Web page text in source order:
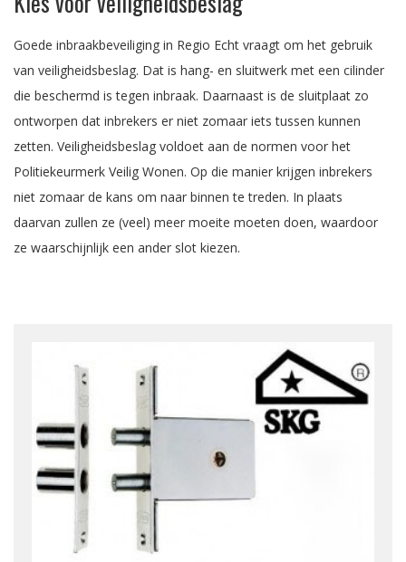
Goede inbraakbeveiliging in Regio Echt vraagt om het gebruik
van veiligheidsbeslag. Dat is hang- en sluitwerk met een cilinder
die beschermd is tegen inbraak. Daarnaast is de sluitplaat zo
ontworpen dat inbrekers er niet zomaar iets tussen kunnen
zetten. Veiligheidsbeslag voldoet aan de normen voor het
Politiekeurmerk Veilig Wonen. Op die manier krijgen inbrekers
niet zomaar de kans om naar binnen te treden. In plaats
daarvan zullen ze (veel) meer moeite moeten doen, waardoor
ze waarschijnlijk een ander slot kiezen.